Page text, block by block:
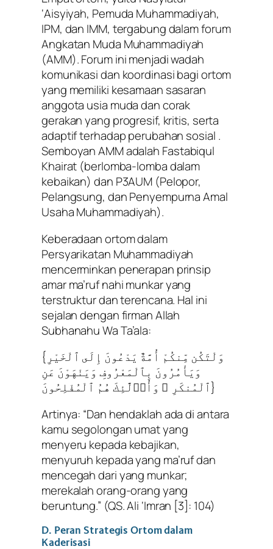
‘Aisyiyah, Pemuda Muhammadiyah,
IPM, dan IMM, tergabung dalam forum
Angkatan Muda Muhammadiyah
(AMM). Forum ini menjadi wadah
komunikasi dan koordinasi bagi ortom
yang memiliki kesamaan sasaran
anggota usia muda dan corak
gerakan yang progresif, kritis, serta
adaptif terhadap perubahan sosial .
Semboyan AMM adalah Fastabiqul
Khairat (berlomba-lomba dalam
kebaikan) dan P3AUM (Pelopor,
Pelangsung, dan Penyempurna Amal
Usaha Muhammadiyah).
Keberadaan ortom dalam
Persyarikatan Muhammadiyah
mencerminkan penerapan prinsip
amar ma’ruf nahi munkaryang
terstruktur dan terencana. Hal ini
sejalan dengan firman Allah
Subhanahu Wa Ta’ala:
{وَلْتَكُن مِّنكُمْ أُمَّةٌ يَدْعُونَ إِلَى ٱلْخَيْرِ
وَيَأْمُرُونَ بِٱلْمَعْرُوفِ وَيَنْهَوْنَ عَنِ
ٱلْمُنكَرِ ۚ وَأُو۟لَٰٓئِكَ هُمُ ٱلْمُفْلِحُونَ}
Artinya: “Dan hendaklah ada di antara
kamu segolongan umat yang
menyeru kepada kebajikan,
menyuruh kepada yang ma’ruf dan
mencegah dari yang munkar;
merekalah orang-orang yang
beruntung.” (QS. Ali ‘Imran [3]: 104)
D. Peran Strategis Ortom dalam
Kaderisasi